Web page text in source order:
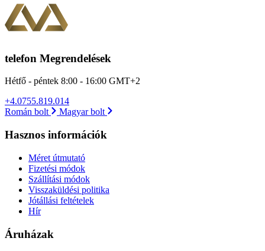
telefon Megrendelések
Hétfő - péntek 8:00 - 16:00 GMT+2
+4.0755.819.014
Román bolt
Magyar bolt
Hasznos információk
Méret útmutató
Fizetési módok
Szállítási módok
Visszaküldési politika
Jótállási feltételek
Hír
Áruházak